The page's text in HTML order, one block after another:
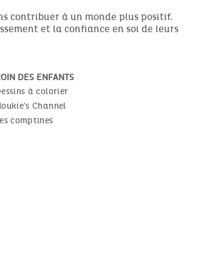
contribuer à un monde plus positif.
et la confiance en soi de leurs
DES ENFANTS
à colorier
Channel
comptines